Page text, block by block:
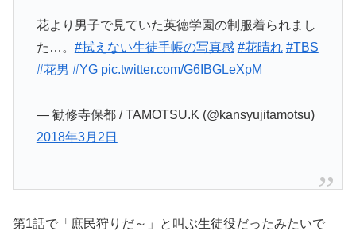
花より男子で見ていた英徳学園の制服着られまし
た…。 #拭えない生徒手帳の写真感 #花晴れ #TBS
#花男 #YG pic.twitter.com/G6IBGLeXpM
— 勧修寺保都 / TAMOTSU.K (@kansyujitamotsu)
2018年3月2日
第1話で「庶民狩りだ～」と叫ぶ生徒役だったみたいで